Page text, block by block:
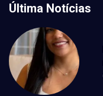
Última Notícias